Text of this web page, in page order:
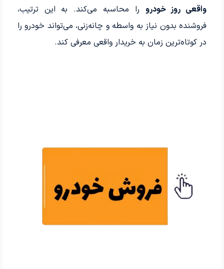
واقعی روز خودرو را محاسبه می‌کند. به این ترتیب،
فروشنده بدون نیاز به واسطه و چانه‌زنی، می‌تواند خودرو را
در کوتاه‌ترین زمان به خریدار واقعی معرفی کند.